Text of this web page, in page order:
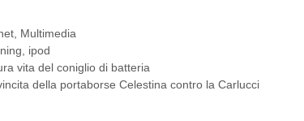
, Multimedia
, ipod
vita del coniglio di batteria
della portaborse Celestina contro la Carlucci